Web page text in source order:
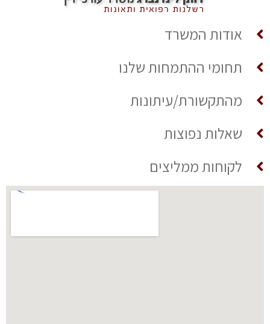
אודות המשרד
תחומי ההתמחות שלנו
מהתקשורת/עיתונות
שאלות נפוצות
לקוחות ממליצים